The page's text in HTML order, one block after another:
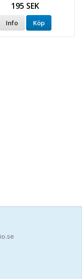
195 SEK
Info Köp